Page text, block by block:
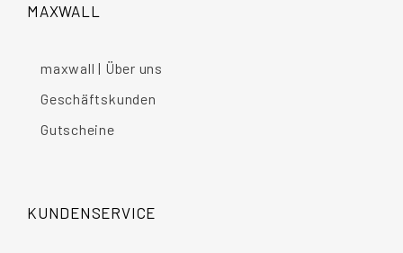
MAXWALL
maxwall | Über uns
Geschäftskunden
Gutscheine
KUNDENSERVICE